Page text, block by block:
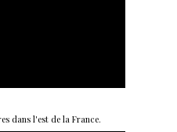
dans l'est de la France.